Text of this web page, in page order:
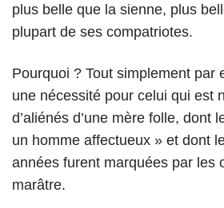
plus belle que la sienne, plus
plupart de ses compatriotes.
Pourquoi ? Tout simplement par
une nécessité pour celui qui est
d’aliénés d’une mère folle, dont
un homme affectueux » et dont
années furent marquées par les
marâtre.